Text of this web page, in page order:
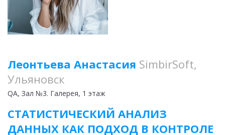
Леонтьева Анастасия SimbirSoft,
Ульяновск
QA, Зал №3. Галерея, 1 этаж
СТАТИСТИЧЕСКИЙ АНАЛИЗ
ДАННЫХ КАК ПОДХОД В КОНТРОЛЕ